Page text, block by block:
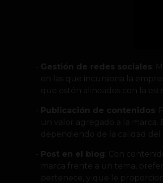
Gestión de redes sociales :
en las que incursiona la
que estén alineados con la
Publicación de contenidos
un valor agregado a la marca.
dependiendo de la calidad
Post en el blog : Con
marca frente a un tema,
pertenece, y que le